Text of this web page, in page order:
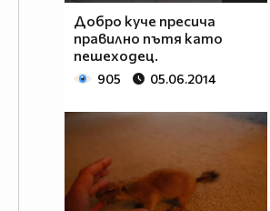
Добро куче пресича
правилно пътя като
пешеходец.
905 05.06.2014